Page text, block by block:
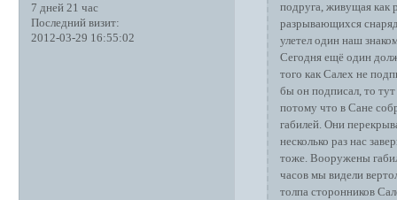
7 дней 21 час
Последний визит:
2012-03-29 16:55:02
подруга, живущая как
разрывающихся
улетел один наш
Сегодня ещё один
того как Салех не
бы он подписал, то
потому что в Сане
габилей. Они
несколько раз нас
тоже. Вооружены
часов мы видели
толпа сторонников